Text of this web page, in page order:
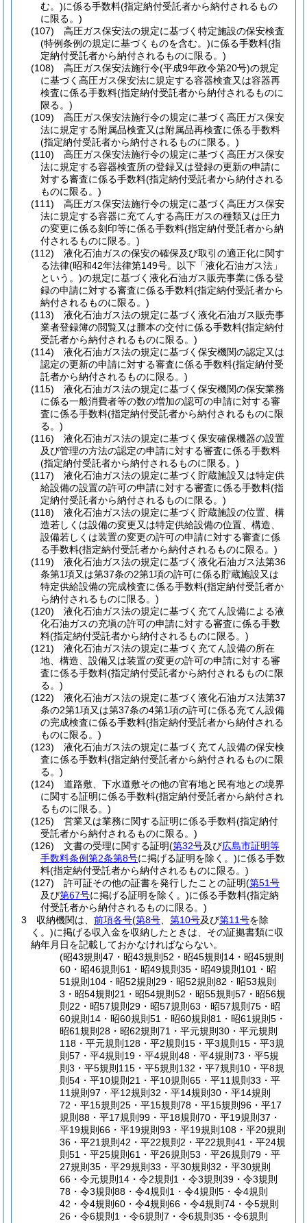
む。)に係る手数料(指定納付受託者から納付されるもの
に限る。)
(107)
高圧ガス保安法の規定に基づく特定施設の保安検査
(特例条例の規定に基づくものを含む。)に係る手数料(指
定納付受託者から納付されるものに限る。)
(108)
高圧ガス保安法施行令(平成9年政令第20号)の規定
に基づく高圧ガス保安法に規定する容器検査又は容器再
検査に係る手数料(指定納付受託者から納付されるものに
限る。)
(109)
高圧ガス保安法施行令の規定に基づく高圧ガス保安
法に規定する附属品検査又は附属品再検査に係る手数料
(指定納付受託者から納付されるものに限る。)
(110)
高圧ガス保安法施行令の規定に基づく高圧ガス保安
法に規定する容器検査所の登録又は登録の更新の申請に
対する審査に係る手数料(指定納付受託者から納付される
ものに限る。)
(111)
高圧ガス保安法施行令の規定に基づく高圧ガス保安
法に規定する容器に充てんする高圧ガスの種類又は圧力
の変更に係る刻印等に係る手数料(指定納付受託者から納
付されるものに限る。)
(112)
液化石油ガスの保安の確保及び取引の適正化に関す
る法律(昭和42年法律第149号。以下「液化石油ガス法」
という。)の規定に基づく液化石油ガス販売事業に係る登
録の申請に対する審査に係る手数料(指定納付受託者から
納付されるものに限る。)
(113)
液化石油ガス法の規定に基づく液化石油ガス販売事
業者登録簿の閲覧又は謄本の交付に係る手数料(指定納付
受託者から納付されるものに限る。)
(114)
液化石油ガス法の規定に基づく保安機関の認定又は
認定の更新の申請に対する審査に係る手数料(指定納付受
託者から納付されるものに限る。)
(115)
液化石油ガス法の規定に基づく保安機関の保安業務
に係る一般消費者等の数の増加の認可の申請に対する審
査に係る手数料(指定納付受託者から納付されるものに限
る。)
(116)
液化石油ガス法の規定に基づく保安確保機器の設置
及び管理の方法の認定の申請に対する審査に係る手数料
(指定納付受託者から納付されるものに限る。)
(117)
液化石油ガス法の規定に基づく貯蔵施設又は特定供
給設備の設置の許可の申請に対する審査に係る手数料(指
定納付受託者から納付されるものに限る。)
(118)
液化石油ガス法の規定に基づく貯蔵施設の位置、構
造若しくは設備の変更又は特定供給設備の位置、構造、
設備若しくは装置の変更の許可の申請に対する審査に係
る手数料(指定納付受託者から納付されるものに限る。)
(119)
液化石油ガス法の規定に基づく液化石油ガス法第36
条第1項又は第37条の2第1項の許可に係る貯蔵施設又は
特定供給設備の完成検査に係る手数料(指定納付受託者か
ら納付されるものに限る。)
(120)
液化石油ガス法の規定に基づく充てん設備による液
化石油ガスの充塡の許可の申請に対する審査に係る手数
料(指定納付受託者から納付されるものに限る。)
(121)
液化石油ガス法の規定に基づく充てん設備の所在
地、構造、設備又は装置の変更の許可の申請に対する審
査に係る手数料(指定納付受託者から納付されるものに限
る。)
(122)
液化石油ガス法の規定に基づく液化石油ガス法第37
条の2第1項又は第37条の4第1項の許可に係る充てん設備
の完成検査に係る手数料(指定納付受託者から納付される
ものに限る。)
(123)
液化石油ガス法の規定に基づく充てん設備の保安検
査に係る手数料(指定納付受託者から納付されるものに限
る。)
(124)
道路敷、下水道敷その他の官有地と民有地との境界
に関する証明に係る手数料(指定納付受託者から納付され
るものに限る。)
(125)
営業又は業務に関する証明に係る手数料(指定納付
受託者から納付されるものに限る。)
(126)
文書の受理に関する証明(第32号及び広島市証明等
手数料条例第2条第8号に掲げる証明を除く。)に係る手数
料(指定納付受託者から納付されるものに限る。)
(127)
許可証その他の証書を発行したことの証明(第51号
及び第67号に掲げる証明を除く。)に係る手数料(指定納
付受託者から納付されるものに限る。)
3
収納機関は、 前項各号(第8号 第10号及び第11号を除
く。)に掲げる収入金を収納したときは、その証拠書類に収
納年月日を記載しておかなければならない。
(昭43規則47・昭43規則52・昭45規則14・昭45規則
60・昭46規則61・昭49規則35・昭49規則101・昭
51規則104・昭52規則29・昭52規則82・昭53規則
3・昭54規則21・昭54規則52・昭55規則57・昭56規
則22・昭57規則29・昭57規則63・昭57規則75・昭
60規則14・昭60規則51・昭60規則81・昭61規則5・
昭61規則28・昭62規則71・平元規則30・平元規則
118・平元規則128・平2規則15・平3規則15・平3規
則57・平4規則19・平4規則48・平4規則73・平5規
則3・平5規則115・平5規則132・平7規則10・平8規
則54・平10規則21・平10規則65・平11規則33・平
11規則97・平12規則32・平14規則30・平14規則
72・平15規則25・平15規則78・平15規則96・平17
規則88・平17規則99・平18規則70・平19規則37・
平19規則66・平19規則93・平19規則108・平20規則
36・平21規則42・平22規則2・平22規則41・平24規
則51・平25規則61・平26規則53・平26規則79・平
27規則35・平29規則33・平30規則32・平30規則
66・令元規則14・令2規則1・令3規則39・令3規則
78・令3規則88・令4規則1・令4規則5・令4規則
42・令4規則60・令4規則66・令4規則74・令5規則
26・令6規則1・令6規則7・令6規則35・令6規則